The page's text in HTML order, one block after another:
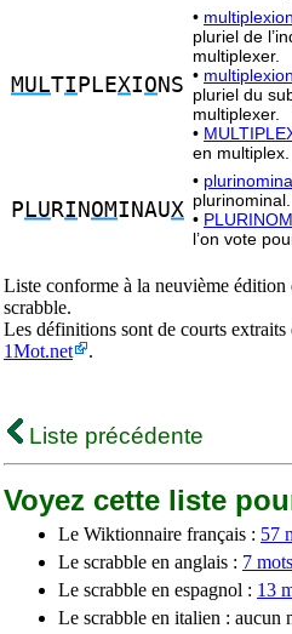
MULTI PLEXIO NS
•
pluriel de
multiplexer.
•
pluriel du
multiplexer.
•
en multiplex.
P LU RI N OMINAUX
•
plurinominal.
•
l’on vote
Liste conforme à la neuvième
scrabble.
Les définitions sont de courts extraits
1Mot.net
.
Liste précédente
Voyez cette liste
Le Wiktionnaire français : 57
Le scrabble en anglais : 7 mots
Le scrabble en espagnol : 13
Le scrabble en italien : aucun